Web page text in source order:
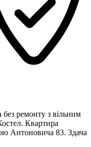
ремонту з вільним
Квартира
Антоновича 83. Здача